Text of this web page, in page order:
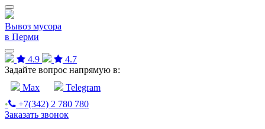
Вывоз мусора
в Перми
4.9
4.7
Задайте вопрос напрямую в:
Max
Telegram
•
+7(342) 2 780 780
Заказать звонок